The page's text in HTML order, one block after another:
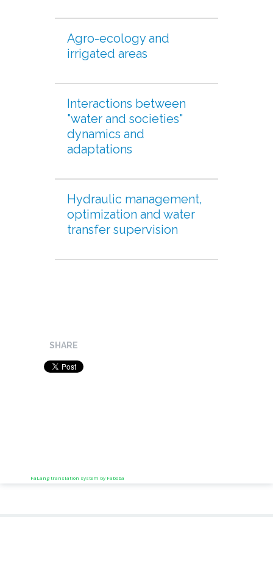
Agro-ecology and
irrigated areas
Interactions between
"water and societies"
dynamics and
adaptations
Hydraulic management,
optimization and water
transfer supervision
SHARE
FaLang translation system by Faboba